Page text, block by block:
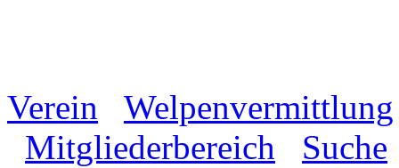
Verein
Welpenvermittlung
Mitgliederbereich
Suche